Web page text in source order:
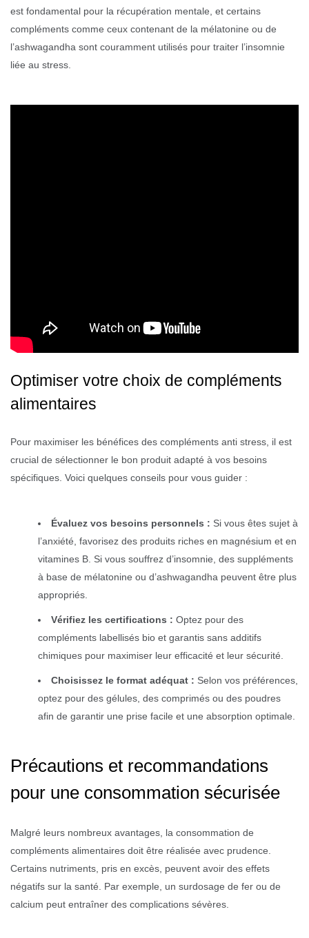
est fondamental pour la récupération mentale, et certains
compléments comme ceux contenant de la mélatonine ou de
l’ashwagandha sont couramment utilisés pour traiter l’insomnie
liée au stress.
Optimiser votre choix de compléments
alimentaires
Pour maximiser les bénéfices des compléments anti stress, il est
crucial de sélectionner le bon produit adapté à vos besoins
spécifiques. Voici quelques conseils pour vous guider :
Évaluez vos besoins personnels : Si vous êtes sujet à
l’anxiété, favorisez des produits riches en magnésium et en
vitamines B. Si vous souffrez d’insomnie, des suppléments
à base de mélatonine ou d’ashwagandha peuvent être plus
appropriés.
Vérifiez les certifications : Optez pour des
compléments labellisés bio et garantis sans additifs
chimiques pour maximiser leur efficacité et leur sécurité.
Choisissez le format adéquat : Selon vos préférences,
optez pour des gélules, des comprimés ou des poudres
afin de garantir une prise facile et une absorption optimale.
Précautions et recommandations
pour une consommation sécurisée
Malgré leurs nombreux avantages, la consommation de
compléments alimentaires doit être réalisée avec prudence.
Certains nutriments, pris en excès, peuvent avoir des effets
négatifs sur la santé. Par exemple, un surdosage de fer ou de
calcium peut entraîner des complications sévères.